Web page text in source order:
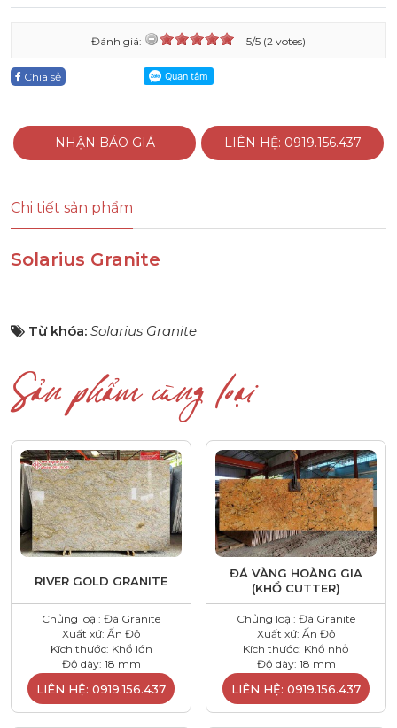
Đánh giá: 5/5 (2 votes)
Chia sẻ
NHẬN BÁO GIÁ LIÊN HỆ: 0919.156.437
Chi tiết sản phẩm
Solarius Granite
Từ khóa: Solarius Granite
Sản phẩm cùng loại
RIVER GOLD GRANITE
Chủng loại: Đá Granite
Xuất xứ: Ấn Độ
Kích thước: Khổ lớn
Độ dày: 18 mm
LIÊN HỆ: 0919.156.437
ĐÁ VÀNG HOÀNG GIA
(KHỔ CUTTER)
Chủng loại: Đá Granite
Xuất xứ: Ấn Độ
Kích thước: Khổ nhỏ
Độ dày: 18 mm
LIÊN HỆ: 0919.156.437